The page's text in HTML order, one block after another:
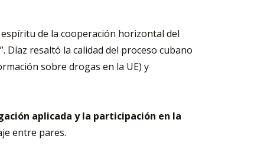
de la cooperación horizontal del
”. Díaz resaltó la calidad del proceso cubano
sobre drogas en la UE) y
aplicada y la participación en la
entre pares.